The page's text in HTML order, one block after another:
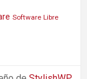
Software Libre